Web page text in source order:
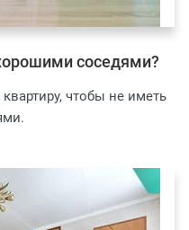
соседями?
чтобы не иметь